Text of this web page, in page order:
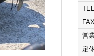
TEL
FAX
営
定